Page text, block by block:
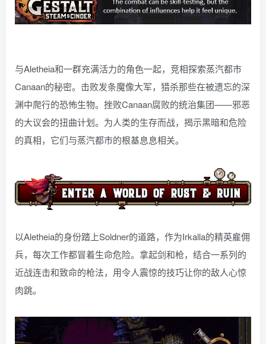
与Aletheia和一群充满活力的角色一起，竞相探索蒸汽都市
Canaan的秘密。击败发条魔像大军，猎杀那些在被遗忘的深
渊中爬行的恐怖生物。挫败Canaan腐败的统治集团——邪恶
的大议会的扭曲计划。为人类的生存而战，揭示黑暗和危险
的真相，它们与蒸汽都市的根基息息相关。
以Aletheia的身份踏上Soldner的道路，作为Irkalla的精英雇佣
兵，每次工作都冒着生命危险。拿起剑和枪，结合一系列的
近战连击和致命的枪法，用令人震惊的技巧让你的敌人心惊
肉跳。